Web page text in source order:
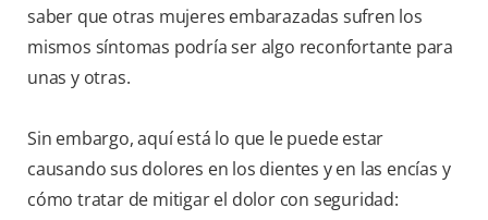
saber que otras mujeres embarazadas sufren los
mismos síntomas podría ser algo reconfortante para
unas y otras.
Sin embargo, aquí está lo que le puede estar
causando sus dolores en los dientes y en las encías y
cómo tratar de mitigar el dolor con seguridad: